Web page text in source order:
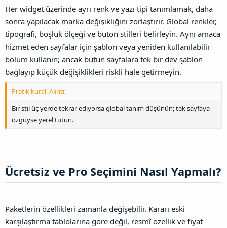
Her widget üzerinde ayrı renk ve yazı tipi tanımlamak, daha
sonra yapılacak marka değişikliğini zorlaştırır. Global renkler,
tipografi, boşluk ölçeği ve buton stilleri belirleyin. Aynı amaca
hizmet eden sayfalar için şablon veya yeniden kullanılabilir
bölüm kullanın; ancak bütün sayfalara tek bir dev şablon
bağlayıp küçük değişiklikleri riskli hale getirmeyin.
Pratik kural' Alıntı:
Bir stil üç yerde tekrar ediyorsa global tanım düşünün; tek sayfaya
özgüyse yerel tutun.
Ücretsiz ve Pro Seçimini Nasıl Yapmalı?​
Paketlerin özellikleri zamanla değişebilir. Kararı eski
karşılaştırma tablolarına göre değil, resmî özellik ve fiyat